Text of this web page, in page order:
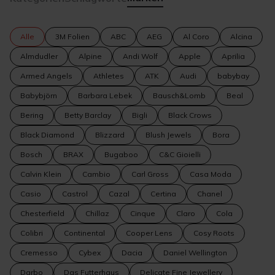
Alle 3M Folien ABC AEG Al Coro Alcina
Almdudler Alpine Andi Wolf Apple Aprilia
Armed Angels Athletes ATK Audi babybay
Babybjörn Barbara Lebek Bausch&Lomb Beal
Bering Betty Barclay Bigli Black Crows
Black Diamond Blizzard Blush Jewels Bora
Bosch BRAX Bugaboo C&C Gioielli
Calvin Klein Cambio Carl Gross Casa Moda
Casio Castrol Cazal Certina Chanel
Chesterfield Chillaz Cinque Claro Cola
Colibri Continental Cooper Lens Cosy Roots
Cremesso Cybex Dacia Daniel Wellington
Darbo Das Futterhaus Delicate Fine Jewellery